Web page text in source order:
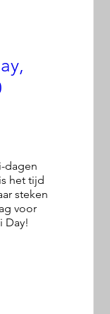
dagen
het tijd
steken
voor